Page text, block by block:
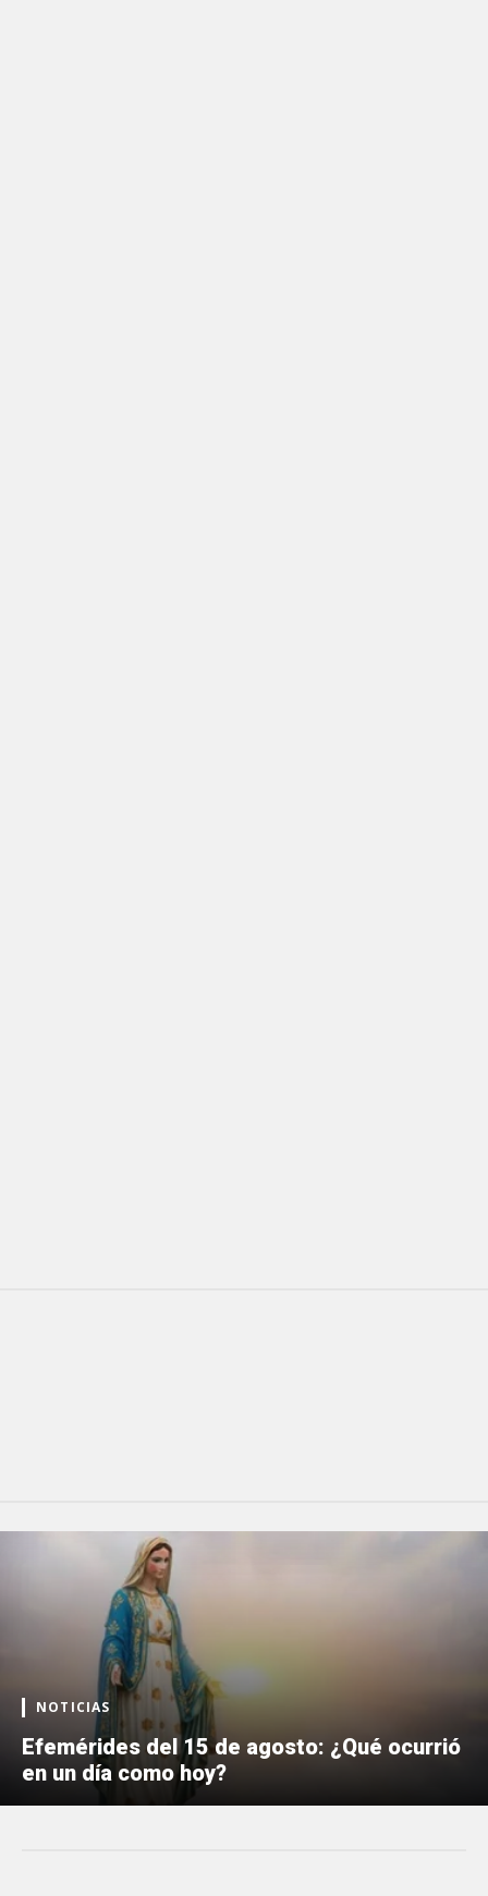
NOTICIAS
Efemérides del 15 de agosto: ¿Qué ocurrió
en un día como hoy?